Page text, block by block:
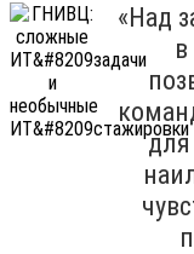
«Над
для